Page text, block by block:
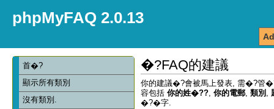
phpMyFAQ 2.0.13
首�?
顯示所有類別
沒有類別.
�?FAQ的建議
你的建議�?會被馬上發表, 需�?管
容包括 你的姓�?? 你的電郵 類別
�?�字.